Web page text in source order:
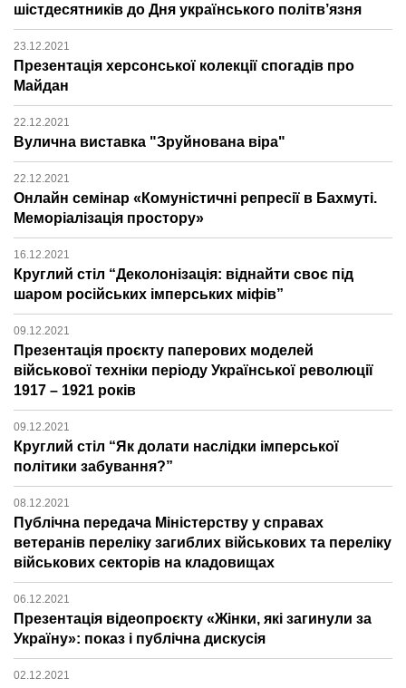
шістдесятників до Дня українського політв’язня
23.12.2021
Презентація херсонської колекції спогадів про
Майдан
22.12.2021
Вулична виставка "Зруйнована віра"
22.12.2021
Онлайн семінар «Комуністичні репресії в Бахмуті.
Меморіалізація простору»
16.12.2021
Круглий стіл “Деколонізація: віднайти своє під
шаром російських імперських міфів”
09.12.2021
Презентація проєкту паперових моделей
військової техніки періоду Української революції
1917 – 1921 років
09.12.2021
Круглий стіл “Як долати наслідки імперської
політики забування?”
08.12.2021
Публічна передача Міністерству у справах
ветеранів переліку загиблих військових та переліку
військових секторів на кладовищах
06.12.2021
Презентація відеопроєкту «Жінки, які загинули за
Україну»: показ і публічна дискусія
02.12.2021